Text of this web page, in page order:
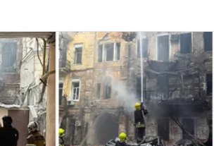
совершила массированную
горела историческая часть
Фото и видео
ракеты и дроны
т.
деньги из бюджета на аренду